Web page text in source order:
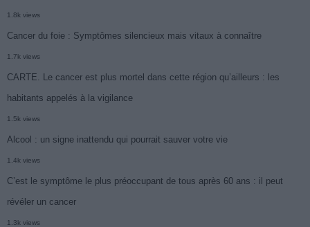
1.8k views
Cancer du foie : Symptômes silencieux mais vitaux à connaître
1.7k views
CARTE. Le cancer est plus mortel dans cette région qu’ailleurs : les
habitants appelés à la vigilance
1.5k views
Alcool : un signe inattendu qui pourrait sauver votre vie
1.4k views
C’est le symptôme le plus préoccupant de tous après 60 ans : il peut
révéler un cancer
1.3k views